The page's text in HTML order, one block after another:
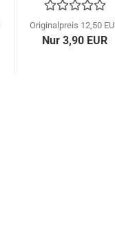
(CD)...
Originalpreis 12,50
Nur 3,90 EUR